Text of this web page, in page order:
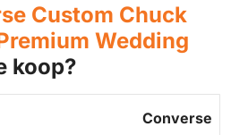
Custom Chuck
Wedding
koop?
Converse